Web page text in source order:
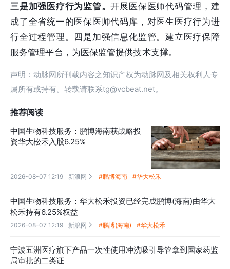
三是加强医疗行为监管。开展医保医师代码管理，建
成了全省统一的医保医师代码库，对医生医疗行为进
行全过程管理。四是加强信息化监管。建立医疗保障
服务管理平台，为医保监管提供技术支撑。
声明：动脉网所刊载内容之知识产权为动脉网及相关权利人专
属所有或持有。转载请联系tg@vcbeat.net。
推荐阅读
中国生物科技服务：鹏博海南获战略投
资华大松禾入股6.25%
2026-08-07 12:19 新浪网  #鹏博海南 #华大松禾
中国生物科技服务：华大松禾投资已经完成鹏博(海南)由华大
松禾持有6.25%权益
2026-08-07 12:19 新浪网  #鹏博(海南) #华大松禾
宁波五洲医疗旗下产品一次性使用冲洗吸引导管拿到国家药监
局审批的二类证